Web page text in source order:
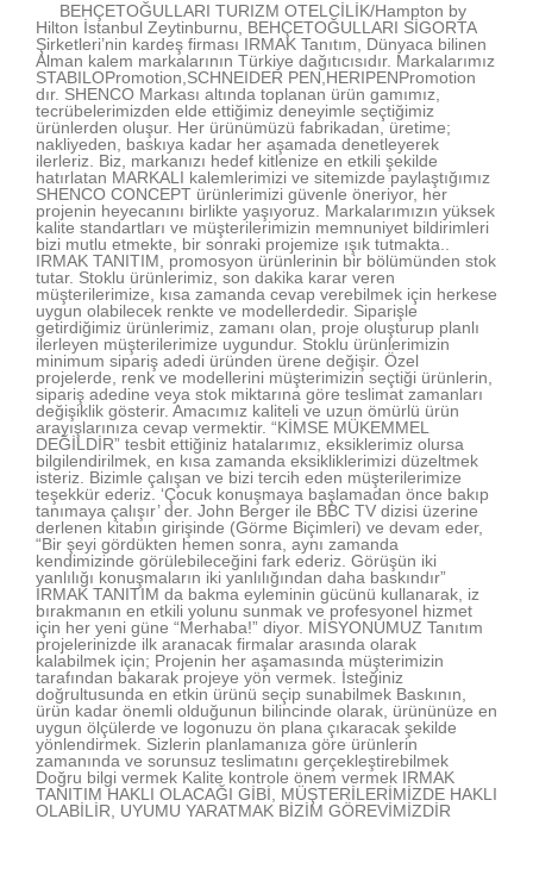
BEHÇETOĞULLARI TURIZM OTELCİLİK/Hampton by
Hilton İstanbul Zeytinburnu, BEHÇETOĞULLARI SİGORTA
Şirketleri’nin kardeş firması IRMAK Tanıtım, Dünyaca bilinen
Alman kalem markalarının Türkiye dağıtıcısıdır. Markalarımız
STABILOPromotion,SCHNEIDER PEN,HERIPENPromotion
dır. SHENCO Markası altında toplanan ürün gamımız,
tecrübelerimizden elde ettiğimiz deneyimle seçtiğimiz
ürünlerden oluşur. Her ürünümüzü fabrikadan, üretime;
nakliyeden, baskıya kadar her aşamada denetleyerek
ilerleriz. Biz, markanızı hedef kitlenize en etkili şekilde
hatırlatan MARKALI kalemlerimizi ve sitemizde paylaştığımız
SHENCO CONCEPT ürünlerimizi güvenle öneriyor, her
projenin heyecanını birlikte yaşıyoruz. Markalarımızın yüksek
kalite standartları ve müşterilerimizin memnuniyet bildirimleri
bizi mutlu etmekte, bir sonraki projemize ışık tutmakta..
IRMAK TANITIM, promosyon ürünlerinin bir bölümünden stok
tutar. Stoklu ürünlerimiz, son dakika karar veren
müşterilerimize, kısa zamanda cevap verebilmek için herkese
uygun olabilecek renkte ve modellerdedir. Siparişle
getirdiğimiz ürünlerimiz, zamanı olan, proje oluşturup planlı
ilerleyen müşterilerimize uygundur. Stoklu ürünlerimizin
minimum sipariş adedi üründen ürene değişir. Özel
projelerde, renk ve modellerini müşterimizin seçtiği ürünlerin,
sipariş adedine veya stok miktarına göre teslimat zamanları
değişiklik gösterir. Amacımız kaliteli ve uzun ömürlü ürün
arayışlarınıza cevap vermektir. “KİMSE MÜKEMMEL
DEĞİLDİR” tesbit ettiğiniz hatalarımız, eksiklerimiz olursa
bilgilendirilmek, en kısa zamanda eksikliklerimizi düzeltmek
isteriz. Bizimle çalışan ve bizi tercih eden müşterilerimize
teşekkür ederiz. ‘Çocuk konuşmaya başlamadan önce bakıp
tanımaya çalışır’ der. John Berger ile BBC TV dizisi üzerine
derlenen kitabın girişinde (Görme Biçimleri) ve devam eder,
“Bir şeyi gördükten hemen sonra, aynı zamanda
kendimizinde görülebileceğini fark ederiz. Görüşün iki
yanlılığı konuşmaların iki yanlılığından daha baskındır”
IRMAK TANITIM da bakma eyleminin gücünü kullanarak, iz
bırakmanın en etkili yolunu sunmak ve profesyonel hizmet
için her yeni güne “Merhaba!” diyor. MİSYONUMUZ Tanıtım
projelerinizde ilk aranacak firmalar arasında olarak
kalabilmek için; Projenin her aşamasında müşterimizin
tarafından bakarak projeye yön vermek. İsteğiniz
doğrultusunda en etkin ürünü seçip sunabilmek Baskının,
ürün kadar önemli olduğunun bilincinde olarak, ürününüze en
uygun ölçülerde ve logonuzu ön plana çıkaracak şekilde
yönlendirmek. Sizlerin planlamanıza göre ürünlerin
zamanında ve sorunsuz teslimatını gerçekleştirebilmek
Doğru bilgi vermek Kalite kontrole önem vermek IRMAK
TANITIM HAKLI OLACAĞI GİBİ, MÜŞTERİLERİMİZDE HAKLI
OLABİLİR, UYUMU YARATMAK BİZİM GÖREVİMİZDİR